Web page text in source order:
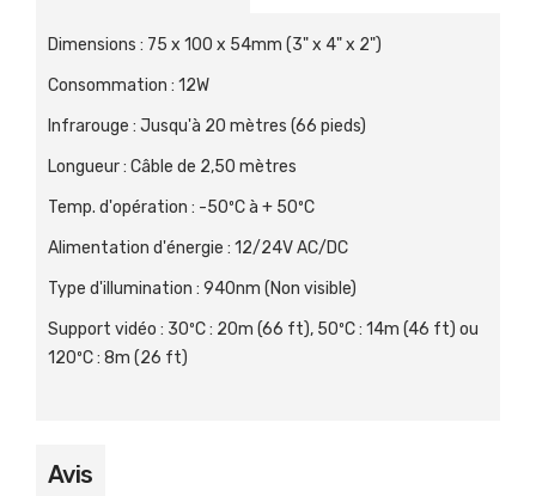
Dimensions : 75 x 100 x 54mm (3" x 4" x 2")
Consommation : 12W
Infrarouge : Jusqu'à 20 mètres (66 pieds)
Longueur: Câble de 2,50 mètres
Temp. d'opération : -50ºC à + 50ºC
Alimentation d'énergie : 12/24V AC/DC
Type d'illumination : 940nm (Non visible)
Support vidéo : 30ºC : 20m (66 ft), 50ºC : 14m (46 ft) ou
120ºC : 8m (26 ft)
Avis